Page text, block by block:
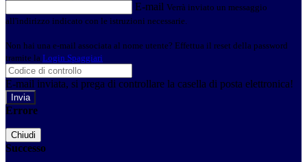
E-mail Verrà inviato un messaggio
all'indirizzo indicato con le istruzioni necessarie.
Non hai una e-mail associata al nome utente? Effettua il reset della password
tramite la Login Spaggiari
E-mail inviata, si prega di controllare la casella di posta elettronica!
Errore
Chiudi
Successo